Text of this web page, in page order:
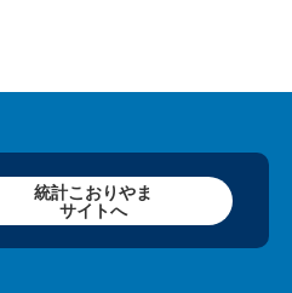
統計こおりやま
サイトへ